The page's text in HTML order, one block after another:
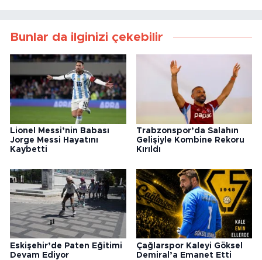
Bunlar da ilginizi çekebilir
Lionel Messi’nin Babası
Jorge Messi Hayatını
Kaybetti
Trabzonspor’da Salahın
Gelişiyle Kombine Rekoru
Kırıldı
Eskişehir’de Paten Eğitimi
Devam Ediyor
Çağlarspor Kaleyi Göksel
Demiral’a Emanet Etti